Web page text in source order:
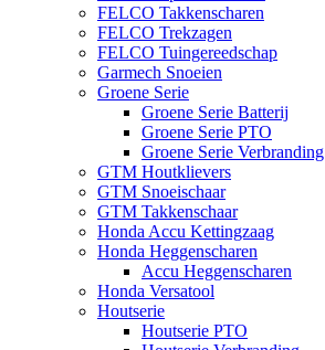
FELCO Takkenscharen
FELCO Trekzagen
FELCO Tuingereedschap
Garmech Snoeien
Groene Serie
Groene Serie Batterij
Groene Serie PTO
Groene Serie Verbranding
GTM Houtklievers
GTM Snoeischaar
GTM Takkenschaar
Honda Accu Kettingzaag
Honda Heggenscharen
Accu Heggenscharen
Honda Versatool
Houtserie
Houtserie PTO